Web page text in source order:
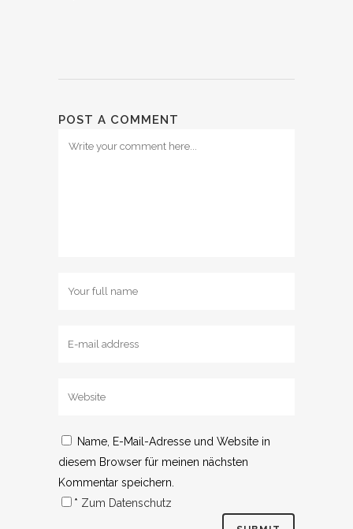
POST A COMMENT
Name, E-Mail-Adresse und Website in
diesem Browser für meinen nächsten
Kommentar speichern.
* Zum Datenschutz